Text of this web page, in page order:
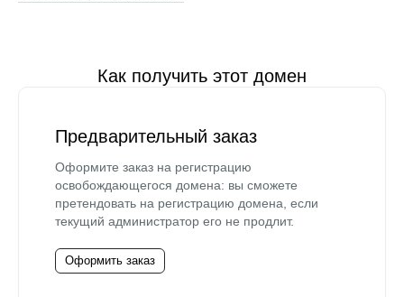
Как получить этот домен
Предварительный заказ
Оформите заказ на регистрацию
освобождающегося домена: вы сможете
претендовать на регистрацию домена, если
текущий администратор его не продлит.
Оформить заказ